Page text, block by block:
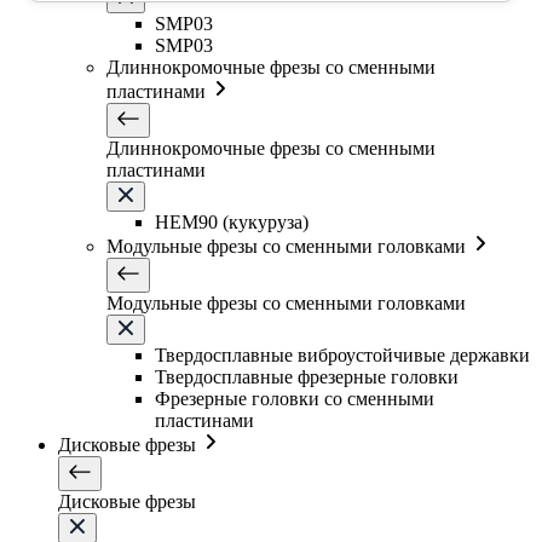
SMP03
SMP03
Длиннокромочные фрезы со сменными
пластинами
Длиннокромочные фрезы со сменными
пластинами
HEM90 (кукуруза)
Модульные фрезы со сменными головками
Модульные фрезы со сменными головками
Твердосплавные виброустойчивые державки
Твердосплавные фрезерные головки
Фрезерные головки со сменными
пластинами
Дисковые фрезы
Дисковые фрезы